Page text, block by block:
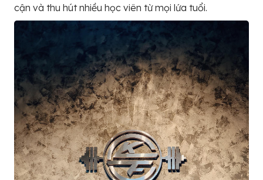
cận và thu hút nhiều học viên từ mọi lứa tuổi.